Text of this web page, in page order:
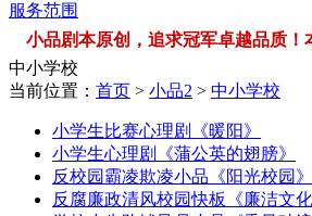
服务范围
小品剧本原创，追求冠军卓越品质！
中小学校
当前位置： 首页 > 小品2 > 中小学校
小学生比赛心理剧《暖阳》
小学生心理剧《蒲公英的翅膀》
反校园霸凌欺凌小品《阳光校园》
反腐廉政清风校园快板《廉洁文化